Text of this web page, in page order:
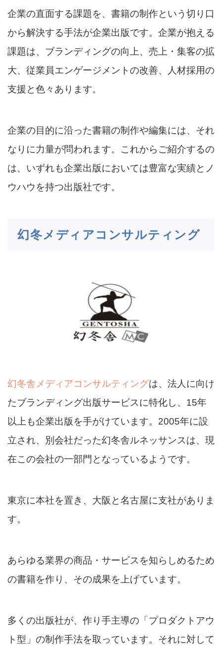
企業の直面する課題を、書籍の制作という切り口
から解決する手法が企業出版です。企業が抱える
課題は、ブランディングの向上、売上・集客の拡
大、従業員エンゲージメントの改善、人材採用の
支援と色々あります。
企業の目的に沿った書籍の制作や編集には、それ
なりに力量が問われます。これからご紹介するの
は、いずれも企業出版においては豊富な実績とノ
ウハウを持つ出版社です。
幻冬メディアコンサルティング
幻冬舎メディアコンサルティングは、法人に向け
たブランディング出版サービスに特化し、15年
以上も企業出版を手がけています。2005年に設
立され、別会社だった幻冬舎ルネッサンスは、現
在この会社の一部門となっているようです。
東京に本社を置き、大阪と名古屋に支社がありま
す。
あらゆる業界の商品・サービスを知らしめるため
の書籍を作り、その成果を上げています。
多くの出版社が、作り手主導の「プロダクトアウ
ト型」の制作手法を取っています。それに対して